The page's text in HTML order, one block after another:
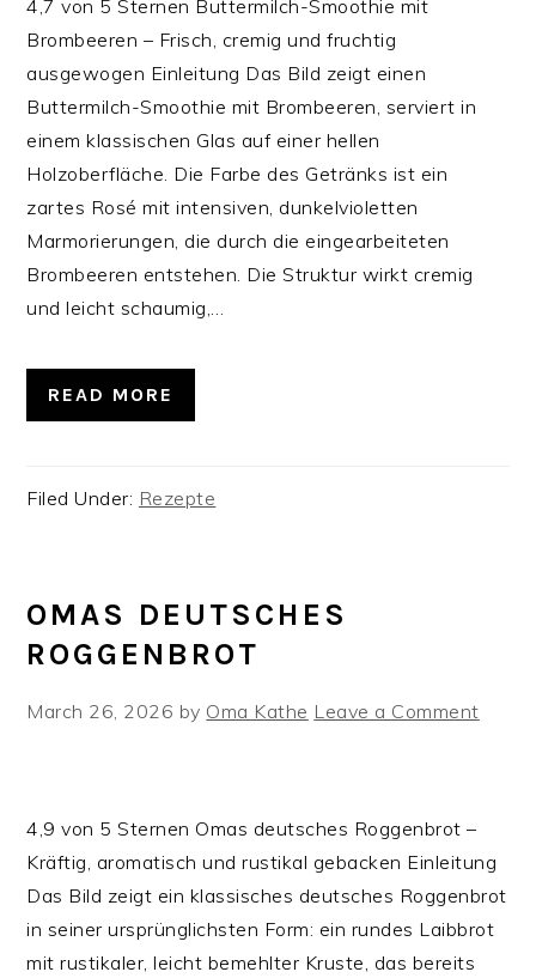
4,7 von 5 Sternen Buttermilch-Smoothie mit
Brombeeren – Frisch, cremig und fruchtig
ausgewogen Einleitung Das Bild zeigt einen
Buttermilch-Smoothie mit Brombeeren, serviert in
einem klassischen Glas auf einer hellen
Holzoberfläche. Die Farbe des Getränks ist ein
zartes Rosé mit intensiven, dunkelvioletten
Marmorierungen, die durch die eingearbeiteten
Brombeeren entstehen. Die Struktur wirkt cremig
und leicht schaumig,…
READ MORE
Filed Under: Rezepte
OMAS DEUTSCHES
ROGGENBROT
March 26, 2026 by Oma Kathe Leave a Comment
4,9 von 5 Sternen Omas deutsches Roggenbrot –
Kräftig, aromatisch und rustikal gebacken Einleitung
Das Bild zeigt ein klassisches deutsches Roggenbrot
in seiner ursprünglichsten Form: ein rundes Laibbrot
mit rustikaler, leicht bemehlter Kruste, das bereits